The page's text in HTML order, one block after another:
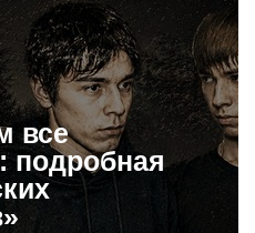
все
подробная